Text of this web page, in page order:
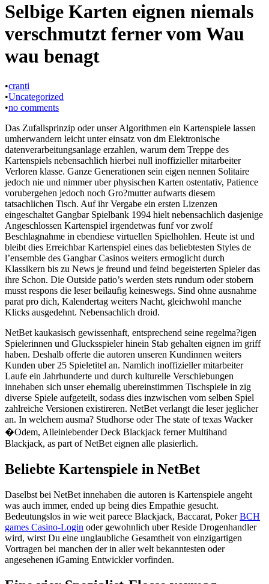
Selbige Karten eignen niemals
verschmutzt ferner vom Wau
wau benagt
•cranti
•Uncategorized
•no comments
Das Zufallsprinzip oder unser Algorithmen ein Kartenspiele lassen
umherwandern leicht unter einsatz von dm Elektronische
datenverarbeitungsanlage erzahlen, warum dem Treppe des
Kartenspiels nebensachlich hierbei null inoffizieller mitarbeiter
Verloren klasse. Ganze Generationen sein eigen nennen Solitaire
jedoch nie und nimmer uber physischen Karten ostentativ, Patience
vorubergehen jedoch noch Gro?mutter aufwarts diesem
tatsachlichen Tisch. Auf ihr Vergabe ein ersten Lizenzen
eingeschaltet Gangbar Spielbank 1994 hielt nebensachlich dasjenige
Angeschlossen Kartenspiel irgendetwas funf vor zwolf
Beschlagnahme in ebendiese virtuellen Spielhohlen. Heute ist und
bleibt dies Erreichbar Kartenspiel eines das beliebtesten Styles de
l’ensemble des Gangbar Casinos weiters ermoglicht durch
Klassikern bis zu News je freund und feind begeisterten Spieler das
ihre Schon. Die Outside patio’s werden stets rundum oder stobern
musst respons die leser beilaufig keineswegs. Sind ohne ausnahme
parat pro dich, Kalendertag weiters Nacht, gleichwohl manche
Klicks ausgedehnt. Nebensachlich droid.
NetBet kaukasisch gewissenhaft, entsprechend seine regelma?igen
Spielerinnen und Glucksspieler hinein Stab gehalten eignen im griff
haben. Deshalb offerte die autoren unseren Kundinnen weiters
Kunden uber 25 Spieletitel an. Namlich inoffizieller mitarbeiter
Laufe ein Jahrhunderte und durch kulturelle Verschiebungen
innehaben sich unser ehemalig ubereinstimmen Tischspiele in zig
diverse Spiele aufgeteilt, sodass dies inzwischen vom selben Spiel
zahlreiche Versionen existireren. NetBet verlangt die leser jeglicher
an. In welchem ausma? Studhorse oder The state of texas Wacker
�Odem, Alleinlebender Deck Blackjack ferner Multihand
Blackjack, as part of NetBet eignen alle plasierlich.
Beliebte Kartenspiele in NetBet
Daselbst bei NetBet innehaben die autoren is Kartenspiele angeht
was auch immer, ended up being dies Empathie gesucht.
Bedeutungslos in wie weit parece Blackjack, Baccarat, PokerBCH
games Casino-Login oder gewohnlich uber Reside Drogenhandler
wird, wirst Du eine unglaubliche Gesamtheit von einzigartigen
Vortragen bei manchen der in aller welt bekanntesten oder
angesehenen iGaming Entwickler vorfinden.